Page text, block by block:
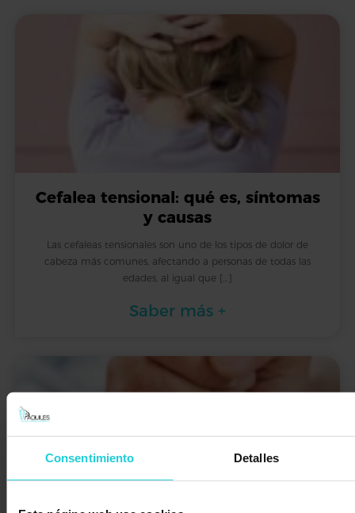
Consentimiento Detalles
Cefalea tensional: qué es, síntomas
y causas
Las cefaleas tensionales son uno de los tipos de dolor de
cabeza más comunes, afectando a personas de todas las
edades, al igual que […]
Saber más +